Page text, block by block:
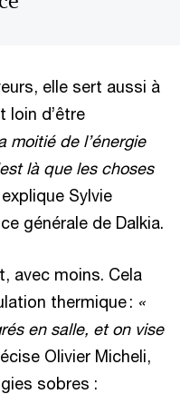
elle sert aussi à
loin d’être
moitié de l’énergie
là que les choses
Sylvie
générale de Dalkia.
avec moins. Cela
thermique : «
en salle, et on vise
Olivier Micheli,
sobres :